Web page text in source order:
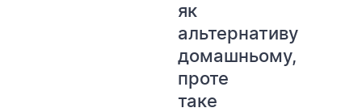
як
альтернативу
домашньому,
проте
таке